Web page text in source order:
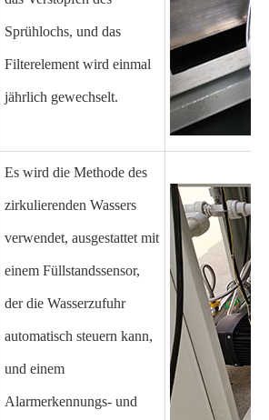
Sprühlochs, und das
Filterelement wird einmal
jährlich gewechselt.
Es wird die Methode des
zirkulierenden Wassers
verwendet, ausgestattet mit
einem Füllstandssensor,
der die Wasserzufuhr
automatisch steuern kann,
und einem
Alarmerkennungs- und